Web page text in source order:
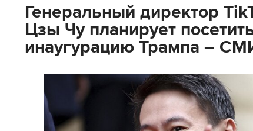
Генеральный директор
Цзы Чу планирует
инаугурацию Трампа –